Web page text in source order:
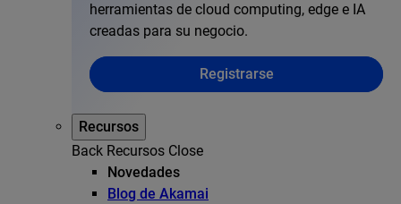
herramientas de cloud computing, edge e IA
creadas para su negocio.
Registrarse
Recursos
Back Recursos Close
Novedades
Blog de Akamai